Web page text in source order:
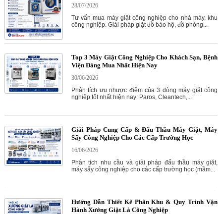
28/07/2026
Tư vấn mua máy giặt công nghiệp cho nhà máy, khu
công nghiệp. Giải pháp giặt đồ bảo hộ, đồ phòng...
Top 3 Máy Giặt Công Nghiệp Cho Khách Sạn, Bệnh
Viện Đáng Mua Nhất Hiện Nay
30/06/2026
Phân tích ưu nhược điểm của 3 dòng máy giặt công
nghiệp tốt nhất hiện nay: Paros, Cleantech,...
Giải Pháp Cung Cấp & Đấu Thầu Máy Giặt, Máy
Sấy Công Nghiệp Cho Các Cấp Trường Học
16/06/2026
Phân tích nhu cầu và giải pháp đấu thầu máy giặt,
máy sấy công nghiệp cho các cấp trường học (mầm...
Hướng Dẫn Thiết Kế Phân Khu & Quy Trình Vận
Hành Xưởng Giặt Là Công Nghiệp